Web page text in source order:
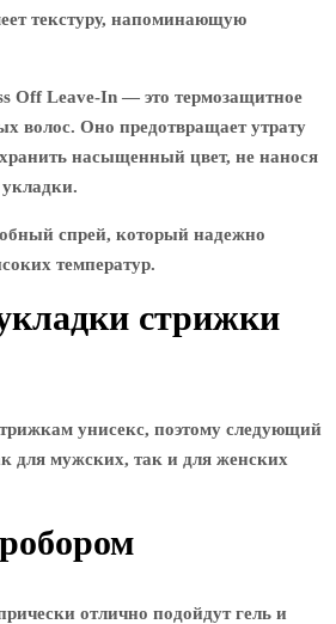
текстуру, напоминающую
Off Leave-In — это термозащитное
волос. Оно предотвращает утрату
насыщенный цвет, не нанося
спрей, который надежно
температур.
стрижки
унисекс, поэтому следующий
для мужских, так и для женских
отлично подойдут гель и